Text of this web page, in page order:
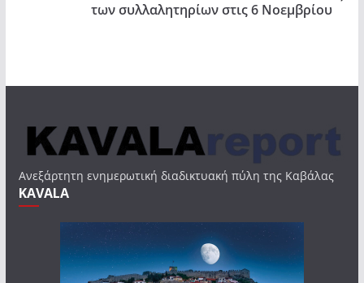
των συλλαλητηρίων στις 6 Νοεμβρίου
Ανεξάρτητη ενημερωτική διαδικτυακή πύλη της Καβάλας
KAVALA